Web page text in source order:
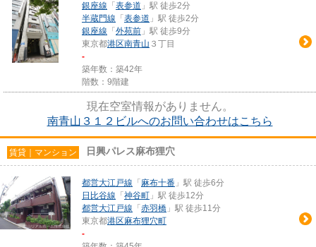
銀座線 「 表参道 」駅 徒歩2分
半蔵門線 「 表参道 」駅 徒歩2分
銀座線 「 外苑前 」駅 徒歩9分
東京都港区南青山 ３丁目
-
築年数：築42年
階数：9階建
現在空室情報がありません。
南青山３１２ビルへのお問い合わせはこちら
賃貸｜マンション 日興パレス麻布狸穴
都営大江戸線 「 麻布十番 」駅 徒歩6分
日比谷線 「 神谷町 」駅 徒歩12分
都営大江戸線 「 赤羽橋 」駅 徒歩11分
東京都港区麻布狸穴町
-